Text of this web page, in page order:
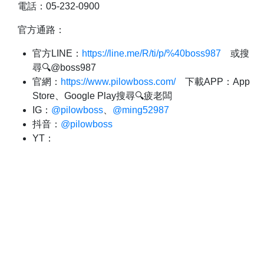
電話：05-232-0900
官方通路：
官方LINE： https://line.me/R/ti/p/%40boss987 或搜
尋🔍@boss987
官網： https://www.pilowboss.com/下載APP：App
Store、Google Play搜尋🔍疲老闆
IG： @pilowboss
@ming52987
抖音： @pilowboss
YT：